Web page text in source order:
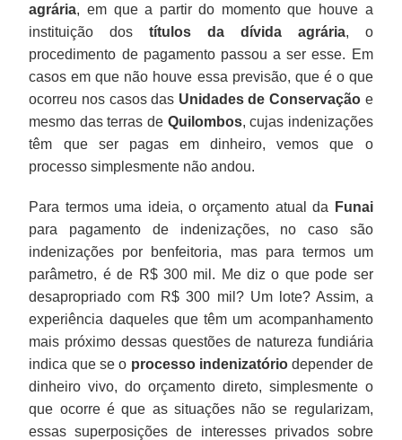
agrária, em que a partir do momento que houve a
instituição dostítulos da dívida agrária, o
procedimento de pagamento passou a ser esse. Em
casos em que não houve essa previsão, que é o que
ocorreu nos casos das Unidades de Conservação e
mesmo das terras de Quilombos, cujas indenizações
têm que ser pagas em dinheiro, vemos que o
processo simplesmente não andou.
Para termos uma ideia, o orçamento atual da
Funai
para pagamento de indenizações, no caso são
indenizações por benfeitoria, mas para termos um
parâmetro, é de R$ 300 mil. Me diz o que pode ser
desapropriado com R$ 300 mil? Um lote? Assim, a
experiência daqueles que têm um acompanhamento
mais próximo dessas questões de natureza fundiária
indica que se o processo indenizatóriodepender de
dinheiro vivo, do orçamento direto, simplesmente o
que ocorre é que as situações não se regularizam,
essas superposições de interesses privados sobre